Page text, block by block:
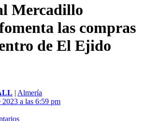
Mercadillo
las compras
de El Ejido
| Almería
a las 6:59 pm